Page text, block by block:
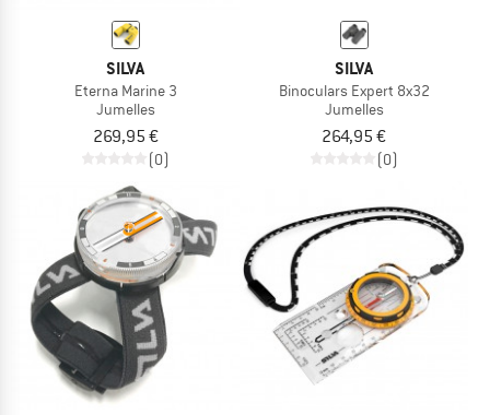
SILVA
Eterna Marine 3
Jumelles
269,95 €
(0)
SILVA
Binoculars Expert 8x32
Jumelles
264,95 €
(0)